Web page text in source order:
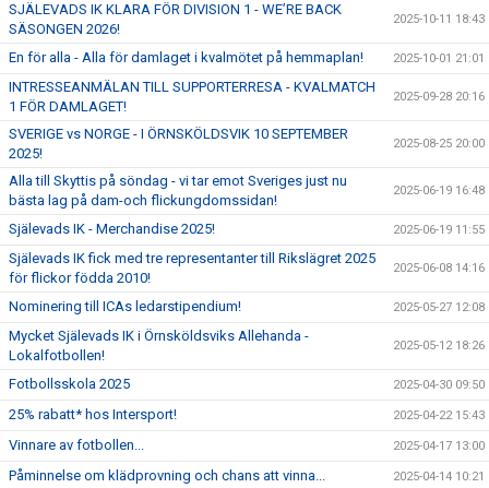
SJÄLEVADS IK KLARA FÖR DIVISION 1 - WE’RE BACK
SÄSONGEN 2026!
2025-10-11 18:43
En för alla - Alla för damlaget i kvalmötet på hemmaplan! 2025-10-01 21:01
INTRESSEANMÄLAN TILL SUPPORTERRESA - KVALMATCH
1 FÖR DAMLAGET!
2025-09-28 20:16
SVERIGE vs NORGE - I ÖRNSKÖLDSVIK 10 SEPTEMBER
2025!
2025-08-25 20:00
Alla till Skyttis på söndag - vi tar emot Sveriges just nu
bästa lag på dam-och flickungdomssidan!
2025-06-19 16:48
Själevads IK - Merchandise 2025! 2025-06-19 11:55
Själevads IK fick med tre representanter till Rikslägret 2025
för flickor födda 2010!
2025-06-08 14:16
Nominering till ICAs ledarstipendium! 2025-05-27 12:08
Mycket Själevads IK i Örnsköldsviks Allehanda -
Lokalfotbollen!
2025-05-12 18:26
Fotbollsskola 2025 2025-04-30 09:50
25% rabatt* hos Intersport! 2025-04-22 15:43
Vinnare av fotbollen... 2025-04-17 13:00
Påminnelse om klädprovning och chans att vinna... 2025-04-14 10:21